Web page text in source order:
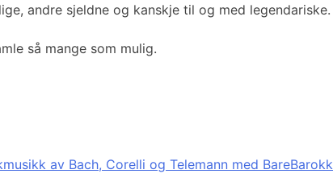
andre sjeldne og kanskje til og med legendariske.
så mange som mulig.
av Bach, Corelli og Telemann med BareBarokk